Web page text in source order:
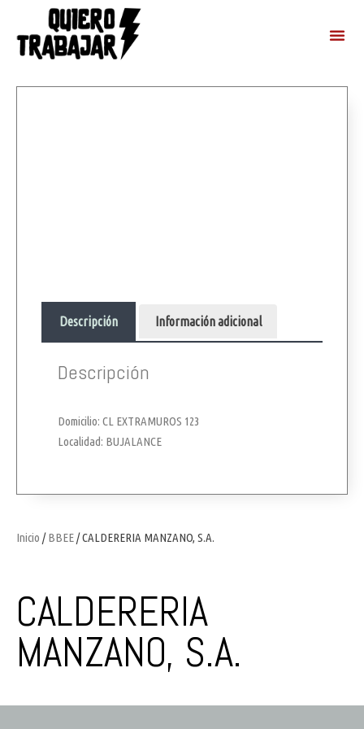
Inicio /BBEE/ CALDERERIA MANZANO, S.A.
CALDERERIA
MANZANO, S.A.
Descripción Información adicional
Descripción
Domicilio: CL EXTRAMUROS 123
Localidad: BUJALANCE